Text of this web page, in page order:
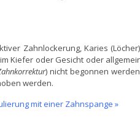
Zahnlockerung, Karies
Kiefer oder Gesicht oder
) nicht begonnen
werden.
mit einer Zahnspange »